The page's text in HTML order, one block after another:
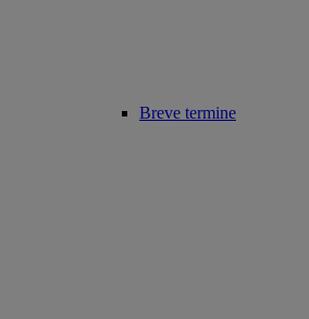
Breve termine